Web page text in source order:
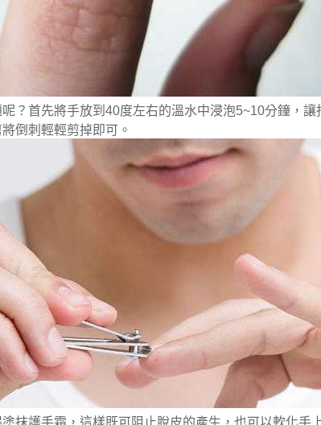
？首先將手放到40度左右的溫水中浸泡5~10分鐘，
倒刺輕輕剪掉即可。
抹護手霜，這樣既可阻止脫皮的產生，也可以軟化手